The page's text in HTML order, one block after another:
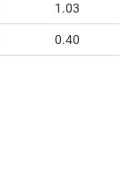
1.03
0.40